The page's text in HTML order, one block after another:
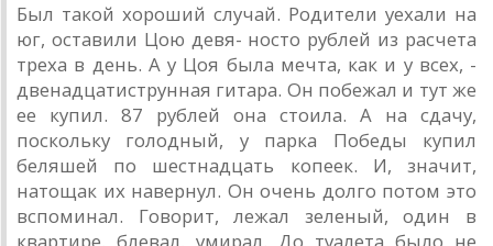
Был такой хороший случай. Родители уехали на
юг, оставили Цою девя- носто рублей из расчета
треха в день. А у Цоя была мечта, как и у всех, -
двенадцатиструнная гитара. Он побежал и тут же
ее купил. 87 рублей она стоила. А на сдачу,
поскольку голодный, у парка Победы купил
беляшей по шестнадцать копеек. И, значит,
натощак их навернул. Он очень долго потом это
вспоминал. Говорит, лежал зеленый, один в